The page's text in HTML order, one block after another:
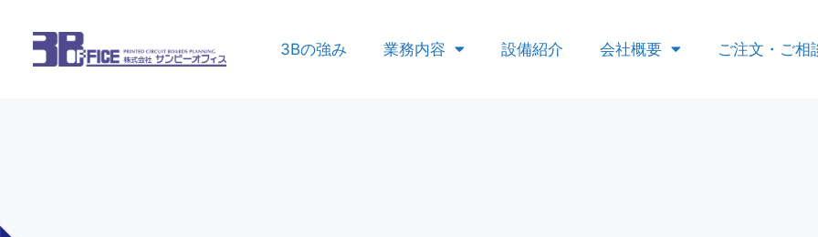
3Bの強み 業務内容 設備紹介 会社概要 ご注文・ご相